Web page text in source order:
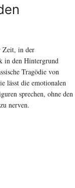
Zeit, in der
in den Hintergrund
Tragödie von
lässt die emotionalen
sprechen, ohne den
nerven.